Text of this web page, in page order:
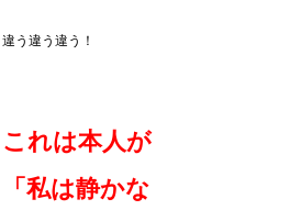
違う違う違う！
これは本人が
「私は静かな